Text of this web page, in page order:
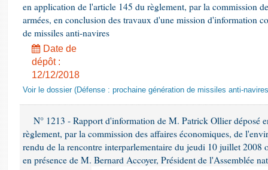
en application de l'article 145 du règlement, par la commission
armées, en conclusion des travaux d'une mission d'information
de missiles anti-navires
Date de
dépôt :
12/12/2018
Voir le dossier (Défense : prochaine génération de missiles anti-
N° 1213 - Rapport d'information de M. Patrick Ollier déposé
règlement, par la commission des affaires économiques, de
rendu de la rencontre interparlementaire du jeudi 10 juillet 2008
en présence de M. Bernard Accoyer, Président de l'Assemblée